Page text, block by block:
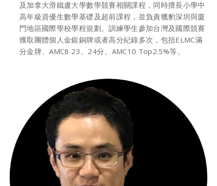
及加拿大滑鐵盧大學數學競賽相關課程，同時擅長小學中
高年級資優生數學基礎及超前課程，並負責獵豹深圳與廈
門地區國際學校學程規劃。訓練學生參加台灣及國際競賽
獲取團體個人金銀銅牌或者高分紀錄多次，包括ELMC滿
分金牌、AMC8 23、24分、AMC10 Top2.5%等。